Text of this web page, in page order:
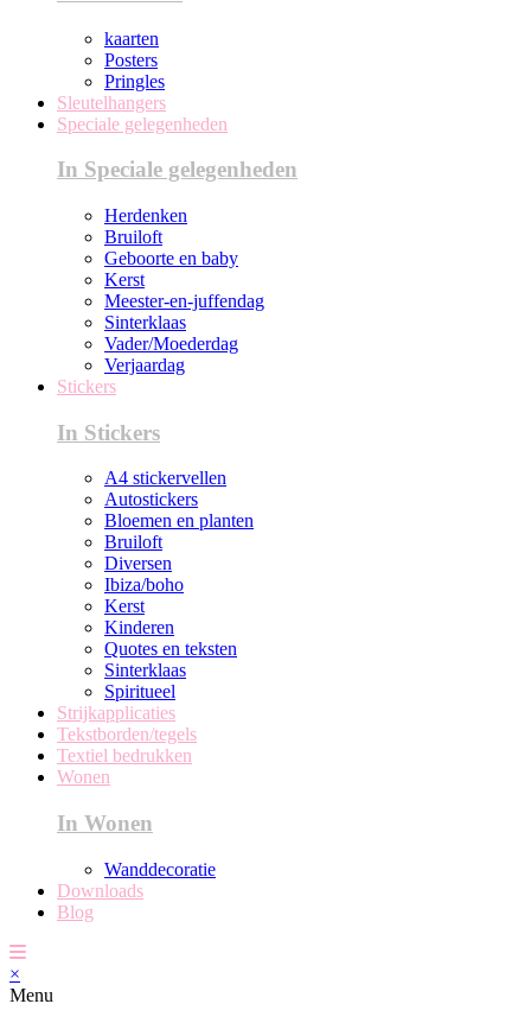
kaarten
Posters
Pringles
Sleutelhangers
Speciale gelegenheden
In Speciale gelegenheden
Herdenken
Bruiloft
Geboorte en baby
Kerst
Meester-en-juffendag
Sinterklaas
Vader/Moederdag
Verjaardag
Stickers
In Stickers
A4 stickervellen
Autostickers
Bloemen en planten
Bruiloft
Diversen
Ibiza/boho
Kerst
Kinderen
Quotes en teksten
Sinterklaas
Spiritueel
Strijkapplicaties
Tekstborden/tegels
Textiel bedrukken
Wonen
In Wonen
Wanddecoratie
Downloads
Blog
×
Menu